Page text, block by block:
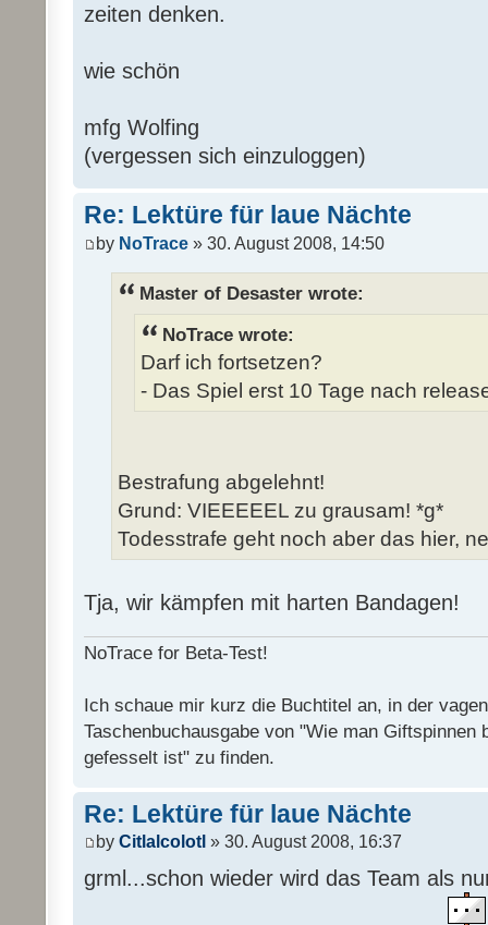
zeiten denken.
wie schön
mfg Wolfing
(vergessen sich einzuloggen)
Re: Lektüre für laue Nächte
by NoTrace » 30. August 2008, 14:50
Master of Desaster wrote:
NoTrace wrote:
Darf ich fortsetzen?
- Das Spiel erst 10 Tage nach
Bestrafung abgelehnt!
Grund: VIEEEEEL zu grausam! *g*
Todesstrafe geht noch aber das hier,
Tja, wir kämpfen mit harten Bandagen!
NoTrace for Beta-Test!
Ich schaue mir kurz die Buchtitel an, in der
Taschenbuchausgabe von "Wie man Giftspinnen
gefesselt ist" zu finden.
Re: Lektüre für laue Nächte
by Citlalcolotl » 30. August 2008, 16:37
grml...schon wieder wird das Team als